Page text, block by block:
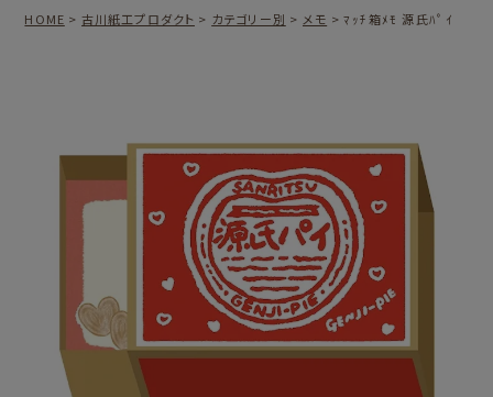
HOME 古川紙工プロダクト カテゴリー別 メモ ﾏｯﾁ箱ﾒﾓ 源氏ﾊﾟｲ